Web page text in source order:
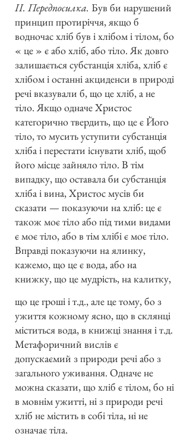
II. Передпосилка. Був би нарушений
принцип протиріччя, якщо б
водночас хліб був і хлібом і тілом, бо
« це » є або хліб, або тіло. Як довго
залишається субстанція хліба, хліб є
хлібом і останні акциденси в природі
речі вказували б, що це хліб, а не
тіло. Якщо одначе Христос
категорично твердить, що це є Його
тіло, то мусить уступити субстанція
хліба і перестати існувати хліб, щоб
його місце зайняло тіло. В тім
випадку, що оставала би субстанція
хліба і вина, Христос мусів би
сказати — показуючи на хліб: це є
також моє тіло або під тими видами
є моє тіло, або в тім хлібі є моє тіло.
Вправді показуючи на ялинку,
кажемо, що це є вода, або на
книжку, що це мудрість, на калитку,
що це гроші і т.д., але це тому, бо з
ужиття кожному ясно, що в склянці
міститься вода, в книжці знання і т.д.
Метафоричний вислів є
допускаємий з природи речі або з
загального уживання. Одначе не
можна сказати, що хліб є тілом, бо ні
в мовнім ужитті, ні з природи речі
хліб не містить в собі тіла, ні не
означає тіла.